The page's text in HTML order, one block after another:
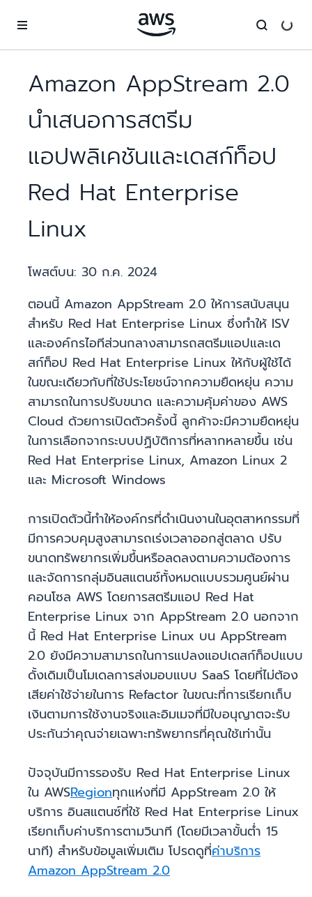
Amazon AppStream 2.0
นำเสนอการสตรีม
แอปพลิเคชันและเดสก์ท็อป
Red Hat Enterprise
Linux
โพสต์บน: 30 ก.ค. 2024
ตอนนี้ Amazon AppStream 2.0 ให้การสนับสนุน
สำหรับ Red Hat Enterprise Linux ซึ่งทำให้ ISV
และองค์กรไอทีส่วนกลางสามารถสตรีมแอปและเด
สก์ท็อป Red Hat Enterprise Linux ให้กับผู้ใช้ได้
ในขณะเดียวกับที่ใช้ประโยชน์จากความยืดหยุ่น ความ
สามารถในการปรับขนาด และความคุ้มค่าของ AWS
Cloud ด้วยการเปิดตัวครั้งนี้ ลูกค้าจะมีความยืดหยุ่น
ในการเลือกจากระบบปฏิบัติการที่หลากหลายขึ้น เช่น
Red Hat Enterprise Linux, Amazon Linux 2
และ Microsoft Windows
การเปิดตัวนี้ทำให้องค์กรที่ดำเนินงานในอุตสาหกรรมที่
มีการควบคุมสูงสามารถเร่งเวลาออกสู่ตลาด ปรับ
ขนาดทรัพยากรเพิ่มขึ้นหรือลดลงตามความต้องการ
และจัดการกลุ่มอินสแตนซ์ทั้งหมดแบบรวมศูนย์ผ่าน
คอนโซล AWS โดยการสตรีมแอป Red Hat
Enterprise Linux จาก AppStream 2.0 นอกจาก
นี้ Red Hat Enterprise Linux บน AppStream
2.0 ยังมีความสามารถในการแปลงแอปเดสก์ท็อปแบบ
ดั้งเดิมเป็นโมเดลการส่งมอบแบบ SaaS โดยที่ไม่ต้อง
เสียค่าใช้จ่ายในการ Refactor ในขณะที่การเรียกเก็บ
เงินตามการใช้งานจริงและอิมเมจที่มีใบอนุญาตจะรับ
ประกันว่าคุณจ่ายเฉพาะทรัพยากรที่คุณใช้เท่านั้น
ปัจจุบันมีการรองรับ Red Hat Enterprise Linux
ใน AWSRegionทุกแห่งที่มี AppStream 2.0 ให้
บริการ อินสแตนซ์ที่ใช้ Red Hat Enterprise Linux
เรียกเก็บค่าบริการตามวินาที (โดยมีเวลาขั้นต่ำ 15
นาที) สำหรับข้อมูลเพิ่มเติม โปรดดูที่ค่าบริการ
Amazon AppStream 2.0